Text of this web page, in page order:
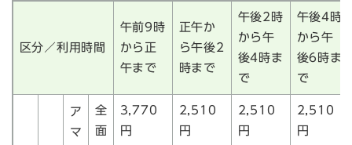
区分／利用時間
午前9時
から正
午まで
正午か
ら午後2
時まで
午後2時
から午
後4時ま
で
午後4時
から午
後6時ま
で
ア
マ
全
面
3,770
円
2,510
円
2,510
円
2,510
円